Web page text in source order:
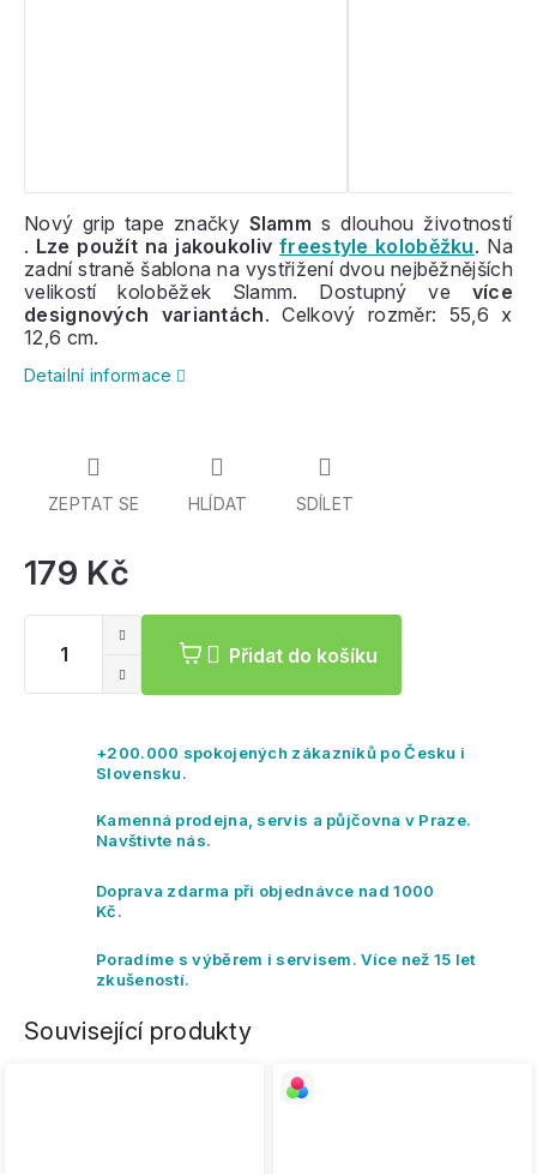
179 Kč
Přidat do košíku
Nový grip tape značky Slamm s dlouhou životností
. Lze použít na jakoukolivfreestyle koloběžku. Na
zadní straně šablona na vystřižení dvou nejběžnějších
velikostí koloběžek Slamm. Dostupný ve více
designových variantách. Celkový rozměr: 55,6 x
12,6 cm.
Detailní informace
ZEPTAT SE HLÍDAT SDÍLET
+200.000 spokojených zákazníků po Česku i
Slovensku.
Kamenná prodejna, servis a půjčovna v Praze.
Navštivte nás.
Doprava zdarma při objednávce nad 1000
Kč.
Poradíme s výběrem i servisem. Více než 15 let
zkušeností.
Související produkty